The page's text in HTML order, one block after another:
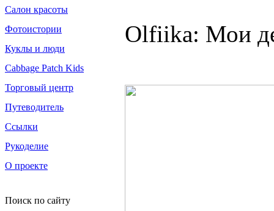
Салон красоты
Фотоистории
Куклы и люди
Cabbage Patch Kids
Торговый центр
Путеводитель
Ссылки
Рукоделие
О проекте
Поиск по сайту
Olfiika: Мои